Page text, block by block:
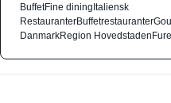
BuffetFine diningItaliensk
RestauranterBuffetrestauranter
DanmarkRegion Hovedstaden